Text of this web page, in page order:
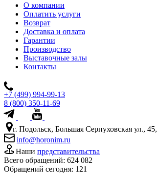
О компании
Оплатить услуги
Возврат
Доставка и оплата
Гарантии
Производство
Выставочные залы
Контакты
+7 (499) 994-99-13
8 (800) 350-11-69
г. Подольск, Большая Серпуховская ул., 45,
info@horonim.ru
Наши представительства
Всего обращений: 624 082
Обращений сегодня: 121